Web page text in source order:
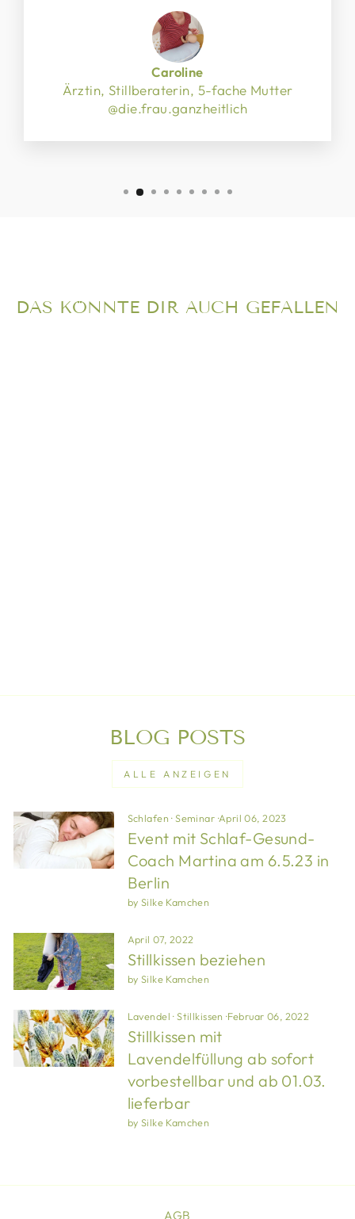
Caroline
Ärztin, Stillberaterin, 5-fache Mutter
@die.frau.ganzheitlich
DAS KÖNNTE DIR AUCH GEFALLEN
BLOG POSTS
ALLE ANZEIGEN
Schlafen ·Seminar ·April 06, 2023
Event mit Schlaf-Gesund-
Coach Martina am 6.5.23 in
Berlin
by Silke Kamchen
April 07, 2022
Stillkissen beziehen
by Silke Kamchen
Lavendel ·Stillkissen ·Februar 06, 2022
Stillkissen mit
Lavendelfüllung ab sofort
vorbestellbar und ab 01.03.
lieferbar
by Silke Kamchen
AGB